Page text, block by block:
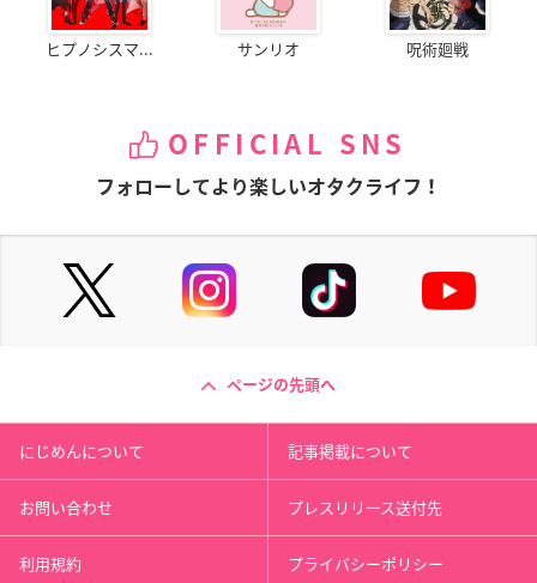
ヒプノシスマ... サンリオ 呪術廻戦
OFFICIAL SNS
フォローしてより楽しいオタクライフ！
ページの先頭へ
にじめんについて 記事掲載について
お問い合わせ プレスリリース送付先
利用規約 プライバシーポリシー